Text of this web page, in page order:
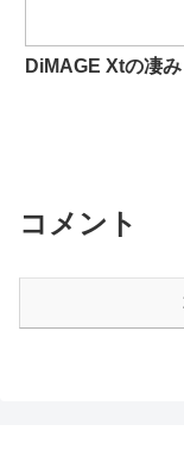
DiMAGE Xtの凄み
コメント